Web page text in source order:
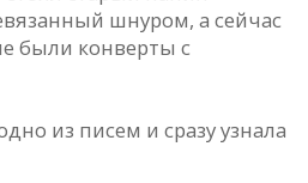
шнуром, а сейчас
были конверты с
из писем и сразу узнала